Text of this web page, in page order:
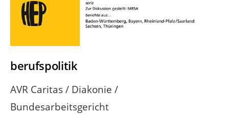
berufspolitik
AVR Caritas / Diakonie /
Bundesarbeitsgericht